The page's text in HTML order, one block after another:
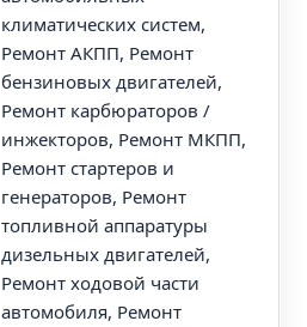
климатических систем,
Ремонт АКПП, Ремонт
бензиновых двигателей,
Ремонт карбюраторов /
инжекторов, Ремонт МКПП,
Ремонт стартеров и
генераторов, Ремонт
топливной аппаратуры
дизельных двигателей,
Ремонт ходовой части
автомобиля, Ремонт